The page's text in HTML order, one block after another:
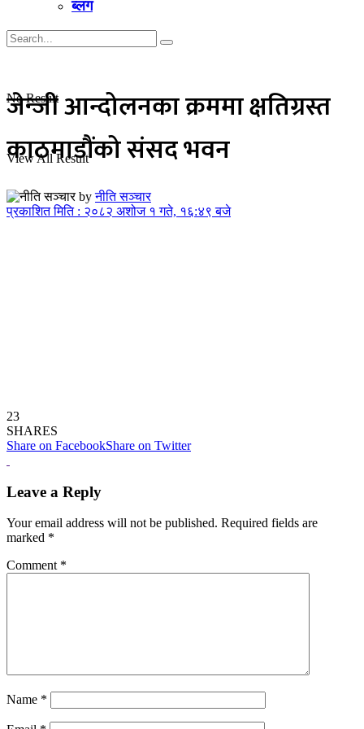
ब्लग
No Result
View All Result
जेन्जी आन्दोलनका क्रममा क्षतिग्रस्त
काठमाडौंको संसद भवन
by नीति सञ्चार
प्रकाशित मिति : २०८२ अशोज १ गते, १६:४९ बजे
23
SHARES
Share on FacebookShare on Twitter
Leave a Reply
Your email address will not be published. Required fields are
marked *
Comment *
Name *